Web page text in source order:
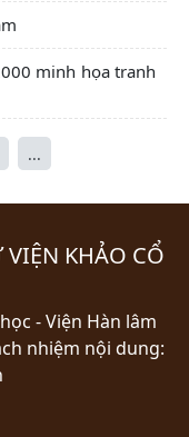
minh họa tranh
...
KHẢO CỔ
- Viện Hàn lâm
nhiệm nội dung: